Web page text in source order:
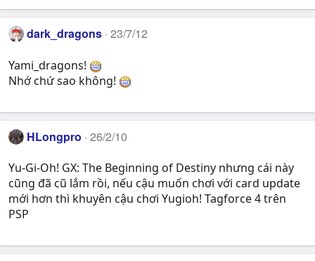
dark_dragons 23/7/12
Yami_dragons!
Nhớ chứ sao không!
HLongpro 26/2/10
Yu-Gi-Oh! GX: The Beginning of Destiny nhưng cái này
cũng đã cũ lắm rồi, nếu cậu muốn chơi với card update
mới hơn thì khuyên cậu chơi Yugioh! Tagforce 4 trên
PSP